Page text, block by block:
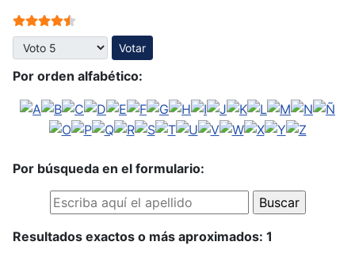
Ratio:4.5/
Por favor, vote
Por orden alfabético:
Por búsqueda en el formulario:
Resultados exactos o más aproximados: 1